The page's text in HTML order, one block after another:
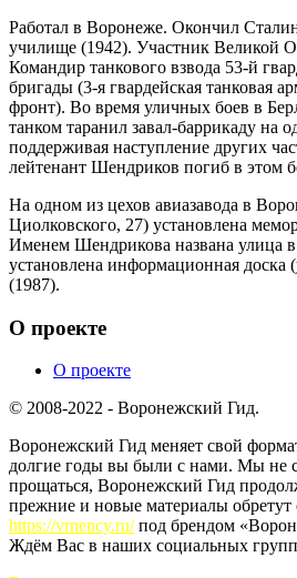
Работал в Воронеже. Окончил
училище (1942). Участник Великой
Командир танкового взвода 53-й
бригады (3-я гвардейская танковая
фронт). Во время уличных боев в
танком таранил завал-баррикаду на
поддерживая наступление других
лейтенант Шендриков погиб в этом
На одном из цехов авиазавода в
Циолковского, 27) установлена
Именем Шендрикова названа улица
установлена информационная
(1987).
О проекте
О проекте
© 2008-2022 - Воронежский Гид.
Воронежский Гид меняет свой
долгие годы вы были с нами. Мы не
прощаться, Воронежский Гид
прежние и новые материалы обретут
https://vrnency.ru/под брендом
Ждём Вас в наших социальных